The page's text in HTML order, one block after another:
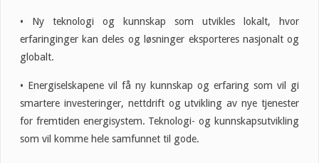
• Ny teknologi og kunnskap som utvikles lokalt, hvor
erfaringinger kan deles og løsninger eksporteres nasjonalt og
globalt.
• Energiselskapene vil få ny kunnskap og erfaring som vil gi
smartere investeringer, nettdrift og utvikling av nye tjenester
for fremtiden energisystem. Teknologi- og kunnskapsutvikling
som vil komme hele samfunnet til gode.